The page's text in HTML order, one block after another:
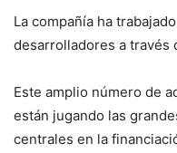
La compañía ha
desarrolladores a través
Este amplio número de
están jugando las
centrales en la